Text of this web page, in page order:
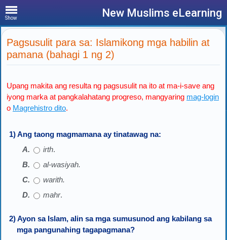
Show New Muslims eLearning
Pagsusulit para sa: Islamikong mga habilin at
pamana (bahagi 1 ng 2)
Upang makita ang resulta ng pagsusulit na ito at ma-i-save ang
iyong marka at pangkalahatang progreso, mangyaring mag-login
o Magrehistro dito.
1) Ang taong magmamana ay tinatawag na:
irth.
al-wasiyah.
warith.
mahr.
2) Ayon sa Islam, alin sa mga sumusunod ang kabilang sa
mga pangunahing tagapagmana?